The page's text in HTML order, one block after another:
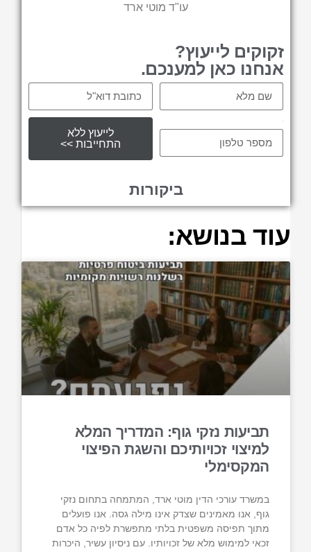
עו"ד מוטי ארד
זקוקים לייעוץ?
אנחנו כאן למענכם.
לייעוץ ללא
התחייבות >>
ביקורות
עוד בנושא:
תביעות נזקי גוף: המדריך המלא
למיצוי זכויותיכם והשגת הפיצוי
המקסימלי
במשרד עורכי הדין מוטי ארד, המתמחה בתחום נזקי
גוף, אנו מאמינים שצדק אינו מילה גסה. אנו פועלים
מתוך תפיסה משפטית בלתי מתפשרת לפיה כל אדם
זכאי למימוש מלא של זכויותיו. עם ניסיון עשיר, היכרות